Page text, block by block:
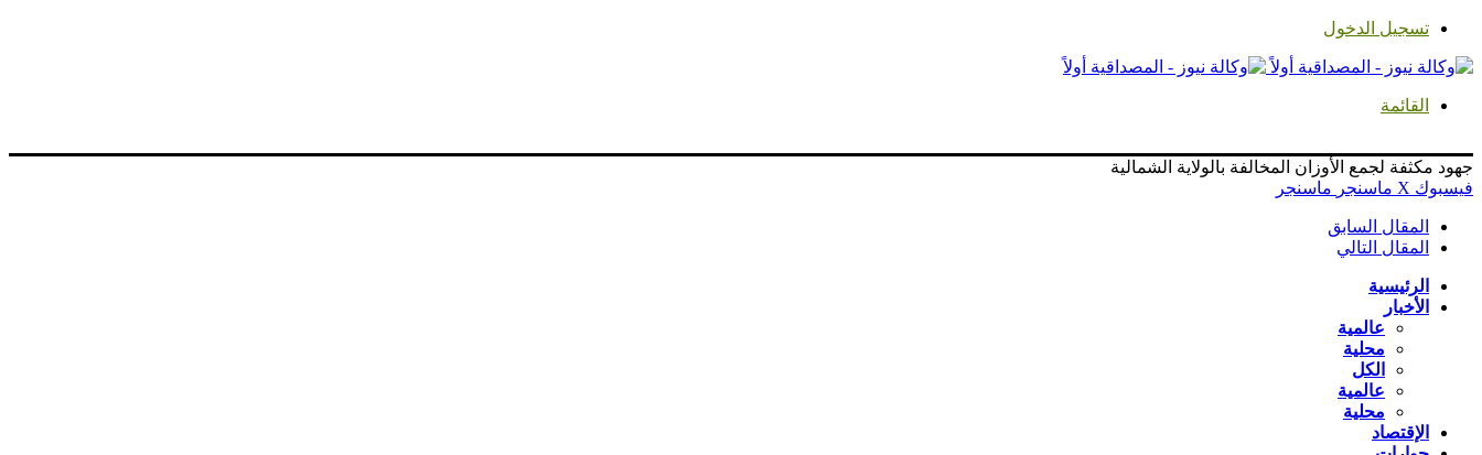
تسجيل الدخول
القائمة
جهود مكثفة لجمع الأوزان المخالفة بالولاية الشمالية
فيسبوك ‫X ماسنجر ماسنجر
المقال السابق
المقال التالي
الرئيسية
الأخبار
عالمية
محلية
الكل
عالمية
محلية
الإقتصاد